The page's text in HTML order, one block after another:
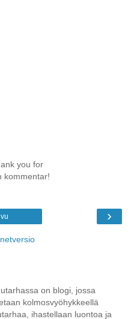
you for
kommentar!
›
on blogi, jossa
kolmosvyöhykkeellä
ihastellaan luontoa ja